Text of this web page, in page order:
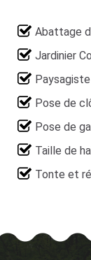
Abattage
Jardinier
Pose de
Pose de
Taille de
Tonte et